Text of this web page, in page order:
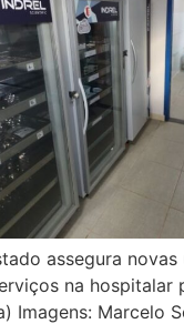
assegura
na hospitalar
Imagens: Marcelo